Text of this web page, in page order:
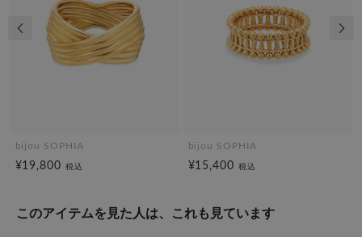
bijou SOPHIA
¥19,800税込
bijou SOPHIA
¥15,400税込
前の画像
このアイテムを見た人は、これも見ています